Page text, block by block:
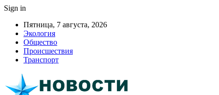
Sign in
Пятница, 7 августа, 2026
Экология
Общество
Происшествия
Транспорт